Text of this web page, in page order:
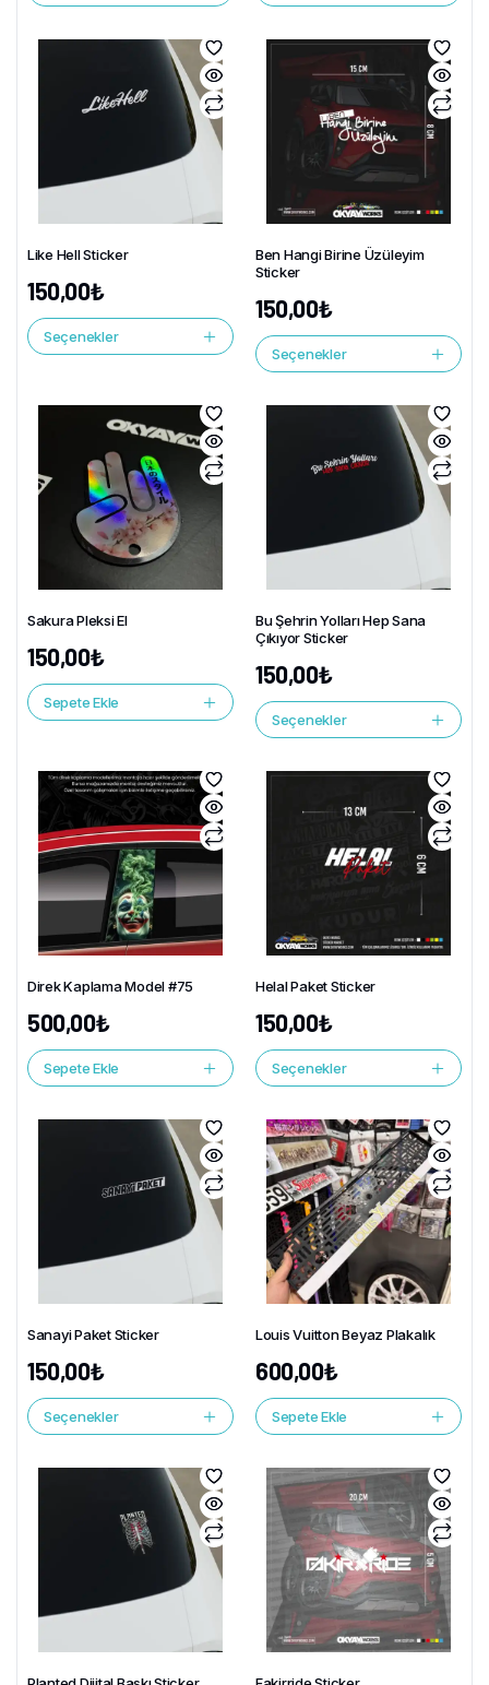
Like Hell Sticker
150,00₺
Seçenekler
Ben Hangi Birine Üzüleyim
Sticker
150,00₺
Seçenekler
Sakura Pleksi El
150,00₺
Sepete Ekle
Bu Şehrin Yolları Hep Sana
Çıkıyor Sticker
150,00₺
Seçenekler
Direk Kaplama Model #75
500,00₺
Sepete Ekle
Helal Paket Sticker
150,00₺
Seçenekler
Sanayi Paket Sticker
150,00₺
Seçenekler
Louis Vuitton Beyaz Plakalık
600,00₺
Sepete Ekle